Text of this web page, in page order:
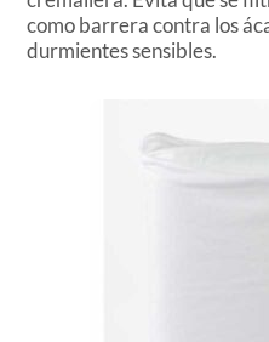
como barrera contra los
durmientes sensibles.